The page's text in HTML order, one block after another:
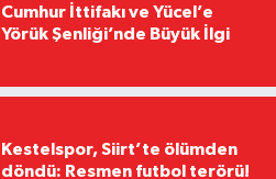
Cumhur İttifakı ve Yücel’e
Yörük Şenliği’nde Büyük İlgi
Kestelspor, Siirt’te ölümden
döndü: Resmen futbol terörü!